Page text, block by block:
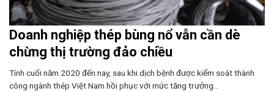
Doanh nghiệp thép bùng nổ vẫn cần dè
chừng thị trường đảo chiều
Tính cuối năm 2020 đến nay, sau khi dịch bệnh được kiểm soát thành
công ngành thép Việt Nam hồi phục với mức tăng trưởng...